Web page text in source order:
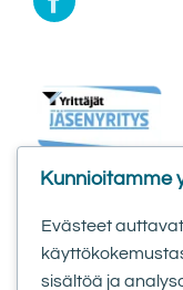
Kunnioitamme
Evästeet
sisältöä ja